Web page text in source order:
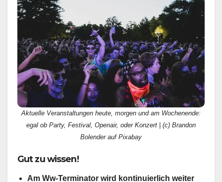
Aktuelle Veranstaltungen heute, morgen und am Wochenende:
egal ob Party, Festival, Openair, oder Konzert | (c) Brandon
Bolender auf Pixabay
Gut zu wissen!
Am Ww-Terminator wird kontinuierlich weiter